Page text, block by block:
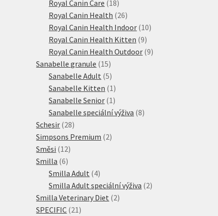
Royal Canin Care 1818
produktů
Royal Canin Health 2626
produktů
Royal Canin Health Indoor 1010
Royal Canin Health Kitten 99
produktů
Royal Canin Health Outdoor 99
Sanabelle granule 1515
produktů
Sanabelle Adult 55
produktů
Sanabelle Kitten 1 1
produkt
Sanabelle Senior 1 1
produkt
Sanabelle speciální výživa 88
Schesir 2828
produktů
Simpsons Premium 22
Směsi 1212
Smilla 66
produktů
Smilla Adult 44
produkty
Smilla Adult speciální výživa 22
Smilla Veterinary Diet 22
SPECIFIC 21 21